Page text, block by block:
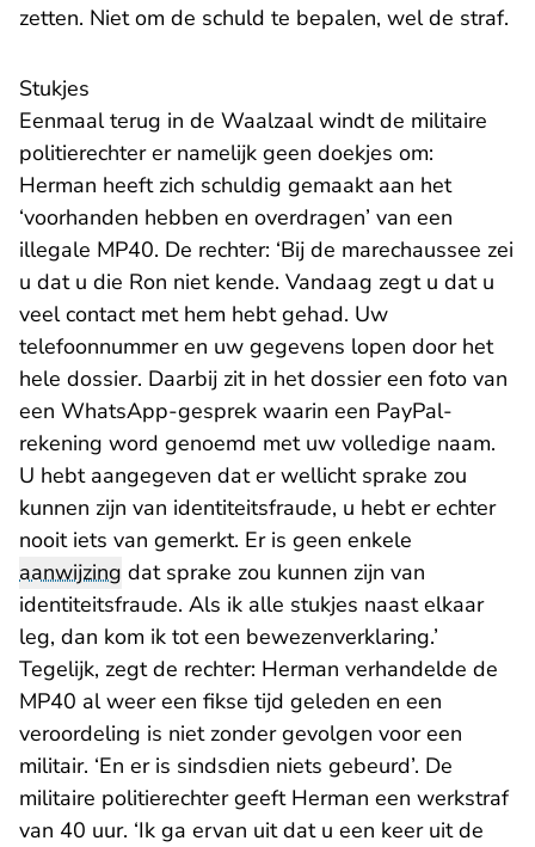
zetten. Niet om de schuld te bepalen, wel de straf.
Stukjes
Eenmaal terug in de Waalzaal windt de militaire
politierechter er namelijk geen doekjes om:
Herman heeft zich schuldig gemaakt aan het
‘voorhanden hebben en overdragen’ van een
illegale MP40. De rechter: ‘Bij de marechaussee zei
u dat u die Ron niet kende. Vandaag zegt u dat u
veel contact met hem hebt gehad. Uw
telefoonnummer en uw gegevens lopen door het
hele dossier. Daarbij zit in het dossier een foto van
een WhatsApp-gesprek waarin een PayPal-
rekening word genoemd met uw volledige naam.
U hebt aangegeven dat er wellicht sprake zou
kunnen zijn van identiteitsfraude, u hebt er echter
nooit iets van gemerkt. Er is geen enkele
aanwijzing dat sprake zou kunnen zijn van
identiteitsfraude. Als ik alle stukjes naast elkaar
leg, dan kom ik tot een bewezenverklaring.’
Tegelijk, zegt de rechter: Herman verhandelde de
MP40 al weer een fikse tijd geleden en een
veroordeling is niet zonder gevolgen voor een
militair. ‘En er is sindsdien niets gebeurd’. De
militaire politierechter geeft Herman een werkstraf
van 40 uur. ‘Ik ga ervan uit dat u een keer uit de